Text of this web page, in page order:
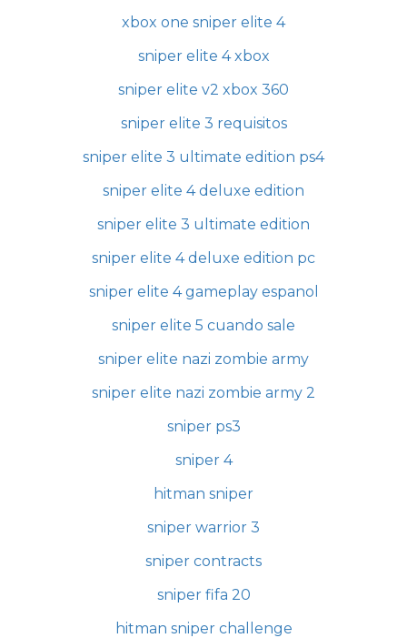
xbox one sniper elite 4
sniper elite 4 xbox
sniper elite v2 xbox 360
sniper elite 3 requisitos
sniper elite 3 ultimate edition ps4
sniper elite 4 deluxe edition
sniper elite 3 ultimate edition
sniper elite 4 deluxe edition pc
sniper elite 4 gameplay espanol
sniper elite 5 cuando sale
sniper elite nazi zombie army
sniper elite nazi zombie army 2
sniper ps3
sniper 4
hitman sniper
sniper warrior 3
sniper contracts
sniper fifa 20
hitman sniper challenge